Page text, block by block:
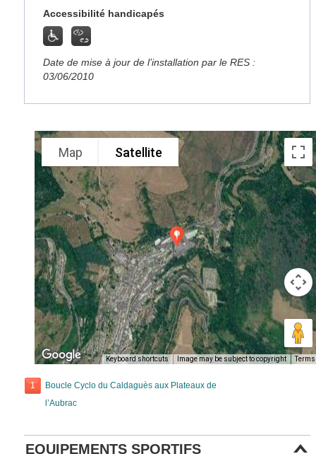
Accessibilité handicapés
Date de mise à jour de l’installation par le RES :
03/06/2010
Map Satellite
Keyboard shortcuts Image may be subject to copyright Terms
1
Boucle Cyclo du Caldaguès aux Plateaux de
l’Aubrac
EQUIPEMENTS SPORTIFS